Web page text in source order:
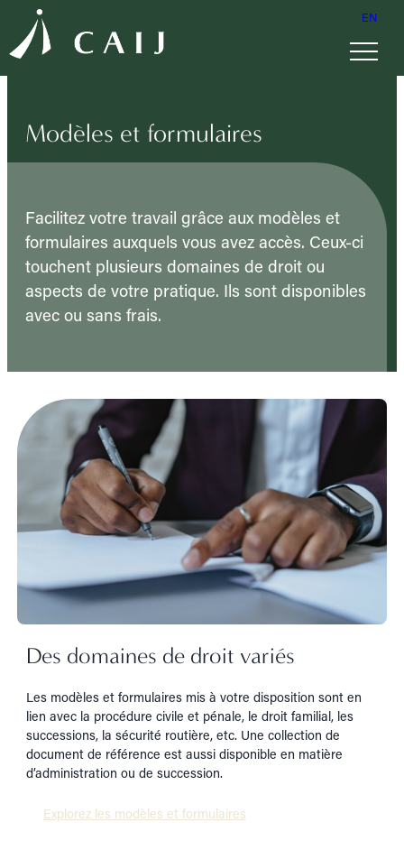
EN
Modèles et formulaires
Facilitez votre travail grâce aux modèles et
formulaires auxquels vous avez accès. Ceux-ci
touchent plusieurs domaines de droit ou
aspects de votre pratique. Ils sont disponibles
avec ou sans frais.
Des domaines de droit variés
Les modèles et formulaires mis à votre disposition sont en
lien avec la procédure civile et pénale, le droit familial, les
successions, la sécurité routière, etc. Une collection de
document de référence est aussi disponible en matière
d’administration ou de succession.
Explorez les modèles et formulaires